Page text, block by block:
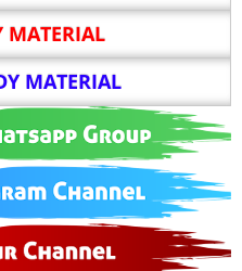
MATERIAL
MATERIAL